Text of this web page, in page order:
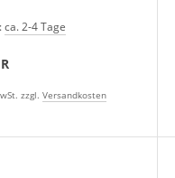
ca. 2-4 Tage
zzgl. Versandkosten